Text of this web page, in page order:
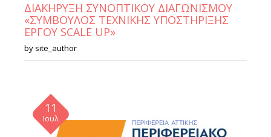
ΔΙΑΚΗΡΥΞΗ ΣΥΝΟΠΤΙΚΟΥ ΔΙΑΓΩΝΙΣΜΟΥ
«ΣΥΜΒΟΥΛΟΣ ΤΕΧΝΙΚΗΣ ΥΠΟΣΤΗΡΙΞΗΣ
ΕΡΓΟΥ SCALE UP»
by site_author
11
Ιουλ